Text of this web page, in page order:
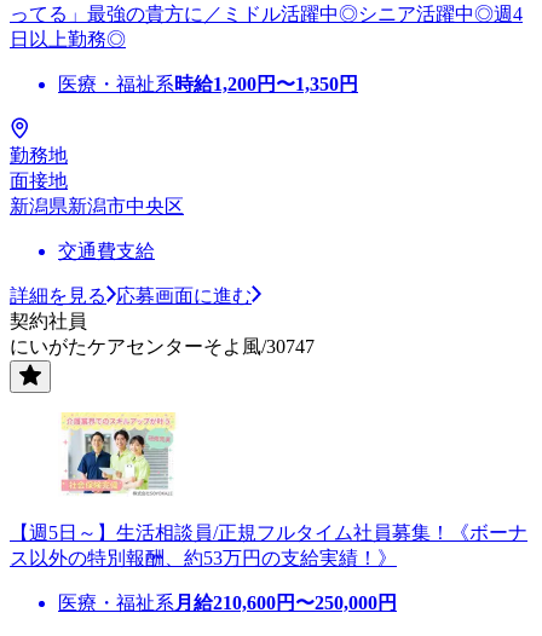
ってる」最強の貴方に／ミドル活躍中◎シニア活躍中◎週4
日以上勤務◎
医療・福祉系時給1,200円〜1,350円
勤務地
面接地
新潟県新潟市中央区
交通費支給
詳細を見る
応募画面に進む
契約社員
にいがたケアセンターそよ風/30747
【週5日～】生活相談員/正規フルタイム社員募集！《ボーナ
ス以外の特別報酬、約53万円の支給実績！》
医療・福祉系 月給210,600円〜250,000円